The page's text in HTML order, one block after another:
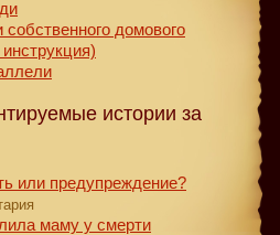
собственного домового
истории за
или предупреждение?
маму у смерти